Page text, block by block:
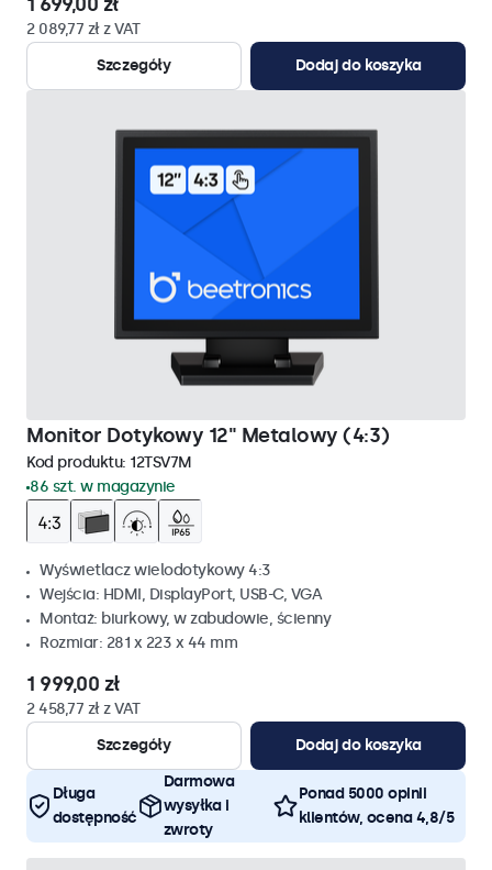
2 089,77 zł z VAT
Szczegóły
Dodaj do koszyka
Monitor Dotykowy 12" Metalowy (4:3)
Kod produktu: 12TSV7M
86 szt. w magazynie
Wyświetlacz wielodotykowy 4:3
Wejścia: HDMI, DisplayPort, USB-C, VGA
Montaż: biurkowy, w zabudowie, ścienny
Rozmiar: 281 x 223 x 44 mm
1 999,00 zł
2 458,77 zł z VAT
Szczegóły
Dodaj do koszyka
Długa
dostępność
Darmowa
wysyłka i
zwroty
Ponad 5000 opinii
klientów, ocena 4,8/5